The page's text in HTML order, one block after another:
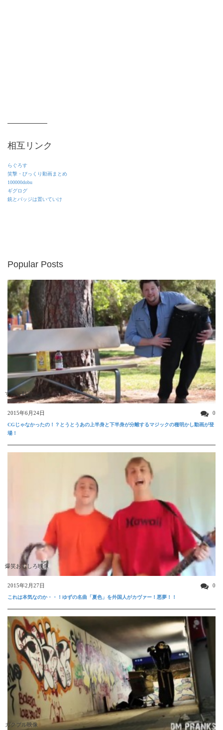
相互リンク
らぐろす
笑撃・びっくり動画まとめ
100000dobu
ギグログ
銃とバッジは置いていけ
Popular Posts
すごい動画
2015年6月24日 0
CGじゃなかったの！？とうとうあの上半身と下半身が分離するマジックの種明かし動画が登
場！
爆笑おもしろ映像
2015年2月27日 0
これは本気なのか・・！ゆずの名曲「夏色」を外国人がカヴァー！悪夢！！
ガクブル映像